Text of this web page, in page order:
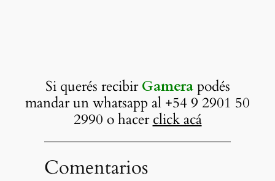
Si querés recibirGamerapodés
mandar un whatsapp al +54 9 2901 50
2990 o hacerclick acá
Comentarios